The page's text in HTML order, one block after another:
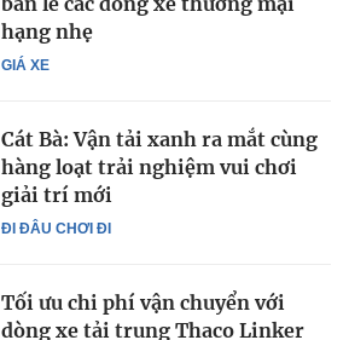
GIÁ XE
hạng nhẹ
ĐI ĐÂU CHƠI ĐI
Cát Bà: Vận tải xanh ra mắt cùng
hàng loạt trải nghiệm vui chơi
giải trí mới
Tối ưu chi phí vận chuyển với
dòng xe tải trung Thaco Linker